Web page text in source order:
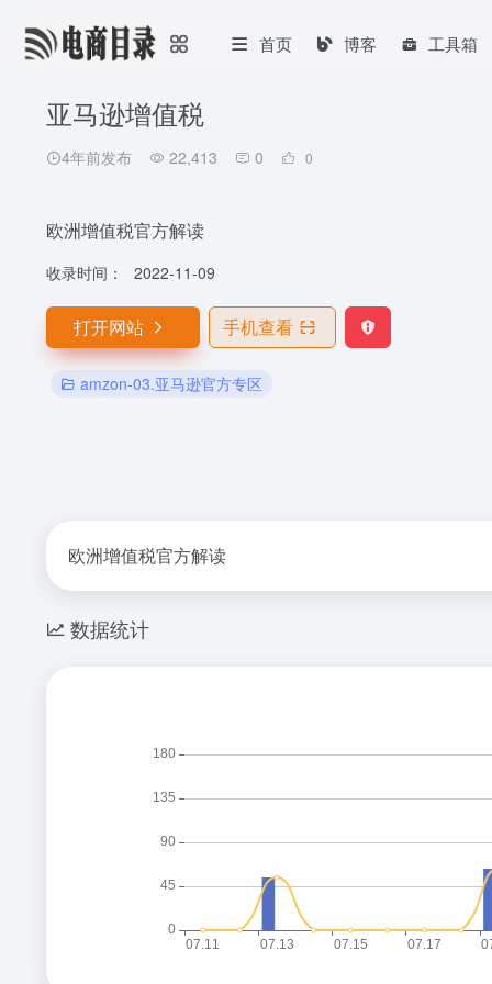
首页 博客 工具箱
亚马逊增值税
4年前发布 22,413 0 0
欧洲增值税官方解读
收录时间： 2022-11-09
打开网站 手机查看
amzon-03.亚马逊官方专区
欧洲增值税官方解读
数据统计